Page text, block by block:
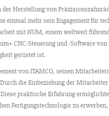
Herstellung von
einmal mehr sein Engagement für
mit NUM, einem weltweit
CNC-Steuerung und -Software
gerüstet ist.
von ITAMCO, seinen
die Einbeziehung der
praktische Erfahrung
Fertigungstechnologie zu